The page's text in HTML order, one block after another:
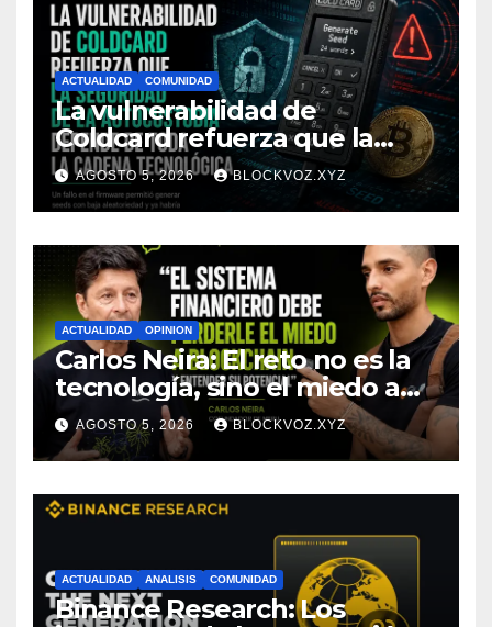
ACTUALIDAD COMUNIDAD
La vulnerabilidad de
Coldcard refuerza que la
seguridad de la autocustodia
depende de toda la cadena
tecnológica, afirma CoinEx
Research
AGOSTO 5, 2026 BLOCKVOZ.XYZ
ACTUALIDAD OPINION
Carlos Neira: El reto no es la
tecnología, sino el miedo a
entenderla
AGOSTO 5, 2026 BLOCKVOZ.XYZ
ACTUALIDAD ANALISIS COMUNIDAD
Binance Research: Los